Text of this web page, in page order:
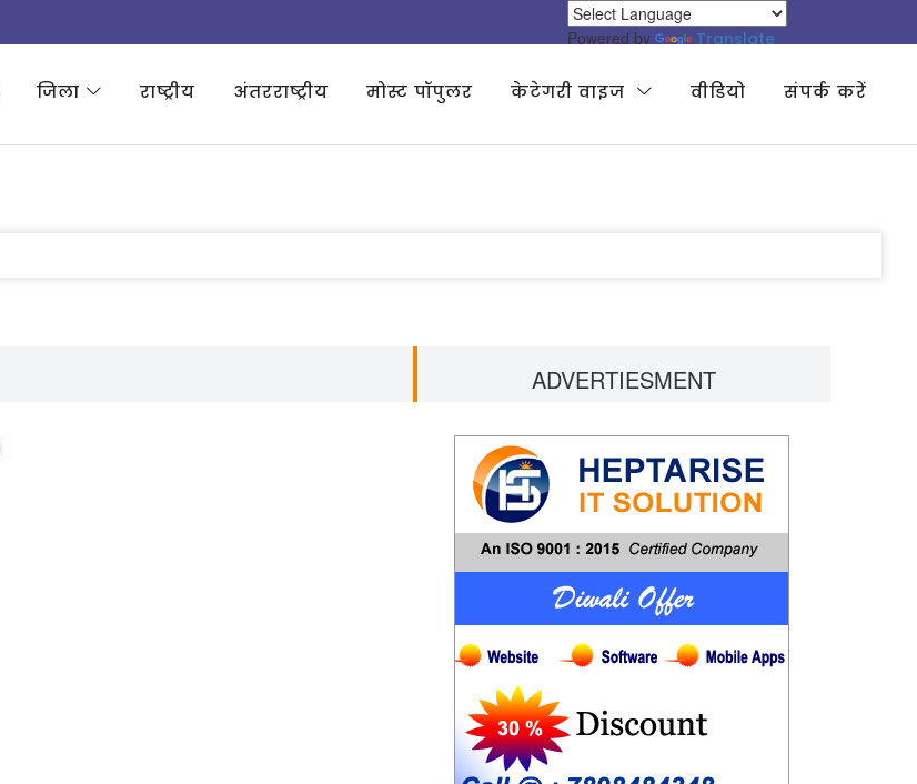
Powered by Translate
जिला राष्ट्रीय अंतरराष्ट्रीय मोस्ट पॉपुलर केटेगरी वाइज वीडियो संपर्क करें
ADVERTIESMENT